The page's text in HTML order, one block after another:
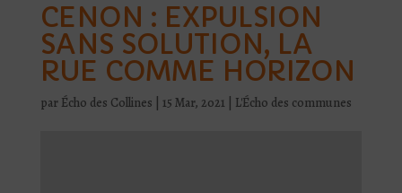
CENON : EXPULSION
SANS SOLUTION, LA
RUE COMME HORIZON
par Écho des Collines 15 Mar, 2021 L'Écho des communes